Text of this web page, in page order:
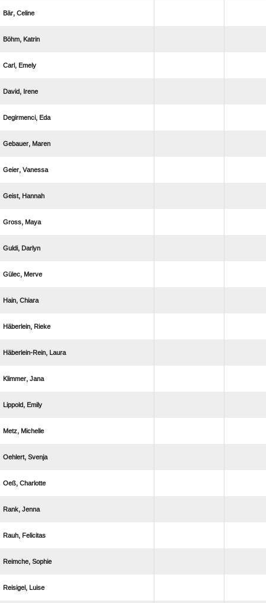
 
 
 
 
 
 
 
 
 
 
 
 
 
 
 
 
 
 
 
 
 
 
 